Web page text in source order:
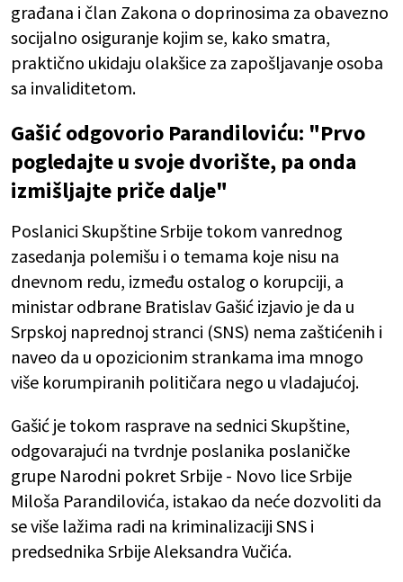
građana i član Zakona o doprinosima za obavezno
socijalno osiguranje kojim se, kako smatra,
praktično ukidaju olakšice za zapošljavanje osoba
sa invaliditetom.
Gašić odgovorio Parandiloviću: "Prvo
pogledajte u svoje dvorište, pa onda
izmišljajte priče dalje"
Poslanici Skupštine Srbije tokom vanrednog
zasedanja polemišu i o temama koje nisu na
dnevnom redu, između ostalog o korupciji, a
ministar odbrane Bratislav Gašić izjavio je da u
Srpskoj naprednoj stranci (SNS) nema zaštićenih i
naveo da u opozicionim strankama ima mnogo
više korumpiranih političara nego u vladajućoj.
Gašić je tokom rasprave na sednici Skupštine,
odgovarajući na tvrdnje poslanika poslaničke
grupe Narodni pokret Srbije - Novo lice Srbije
Miloša Parandilovića, istakao da neće dozvoliti da
se više lažima radi na kriminalizaciji SNS i
predsednika Srbije Aleksandra Vučića.